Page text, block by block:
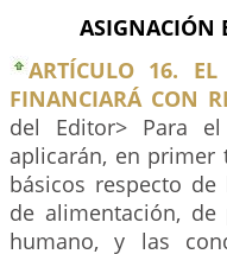
ASIGNACIÓN
ARTÍCULO 16. EL
FINANCIARÁ CON
del Editor> Para
aplicarán, en
básicos respecto
de alimentación,
humano, y las